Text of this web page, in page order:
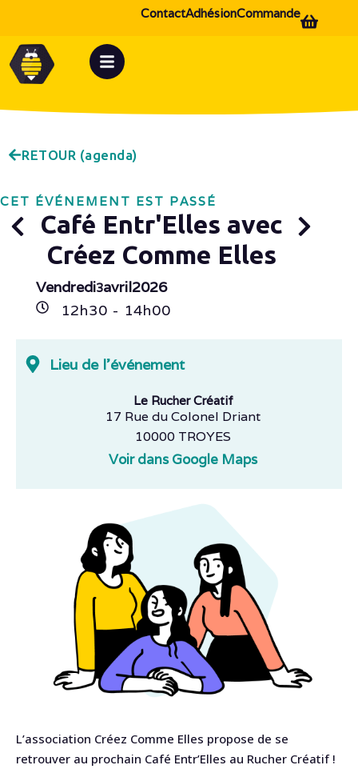
Commande
Adhésion
Contact
RETOUR (agenda)
CET ÉVÉNEMENT EST PASSÉ
Café Entr'Elles avec
Créez Comme Elles
Vendredi3avril2026
12h30 - 14h00
Lieu de l'événement
Le Rucher Créatif
17 Rue du Colonel Driant
10000 TROYES
Voir dans Google Maps
L’association Créez Comme Elles propose de se
retrouver au prochain Café Entr’Elles au Rucher Créatif !